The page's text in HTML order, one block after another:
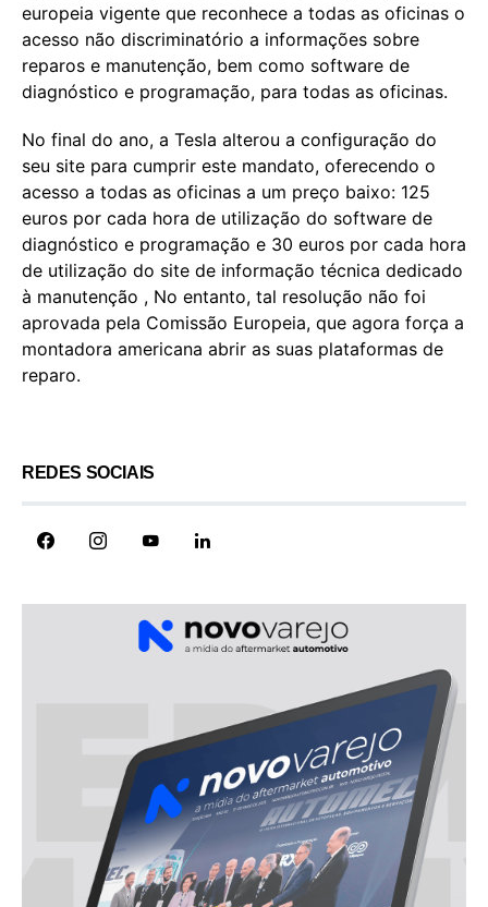
europeia vigente que reconhece a todas as oficinas o
acesso não discriminatório a informações sobre
reparos e manutenção, bem como software de
diagnóstico e programação, para todas as oficinas.
No final do ano, a Tesla alterou a configuração do
seu site para cumprir este mandato, oferecendo o
acesso a todas as oficinas a um preço baixo: 125
euros por cada hora de utilização do software de
diagnóstico e programação e 30 euros por cada hora
de utilização do site de informação técnica dedicado
à manutenção , No entanto, tal resolução não foi
aprovada pela Comissão Europeia, que agora força a
montadora americana abrir as suas plataformas de
reparo.
REDES SOCIAIS